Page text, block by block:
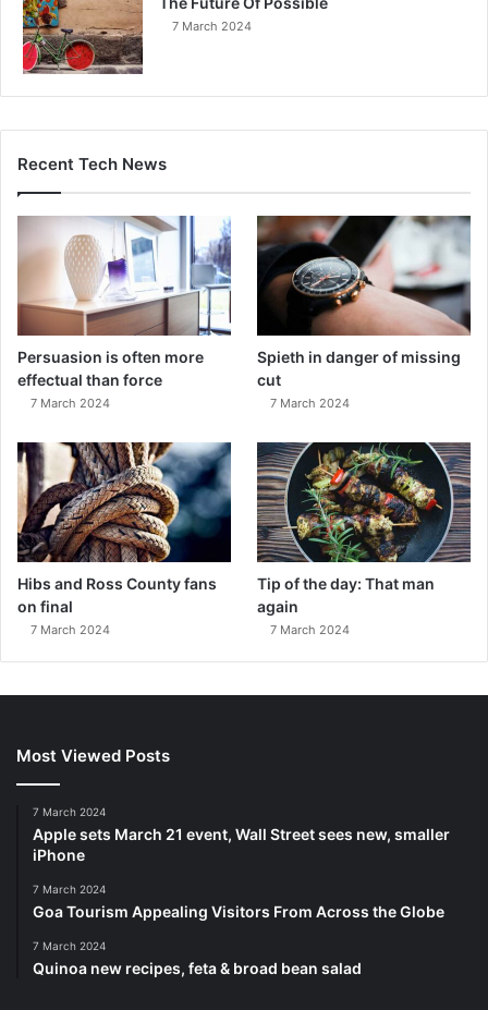
7 March 2024
Recent Tech News
Persuasion is often more
effectual than force
7 March 2024
Spieth in danger of missing
cut
7 March 2024
Hibs and Ross County fans
on final
7 March 2024
Tip of the day: That man
again
7 March 2024
Most Viewed Posts
7 March 2024
Apple sets March 21 event, Wall Street sees new, smaller
iPhone
7 March 2024
Goa Tourism Appealing Visitors From Across the Globe
7 March 2024
Quinoa new recipes, feta & broad bean salad